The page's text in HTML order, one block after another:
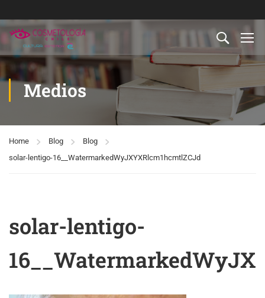
Medios
Home Blog
Blog
solar-lentigo-16__WatermarkedWyJXYXRlcm1hcmtlZCJd
solar-lentigo-